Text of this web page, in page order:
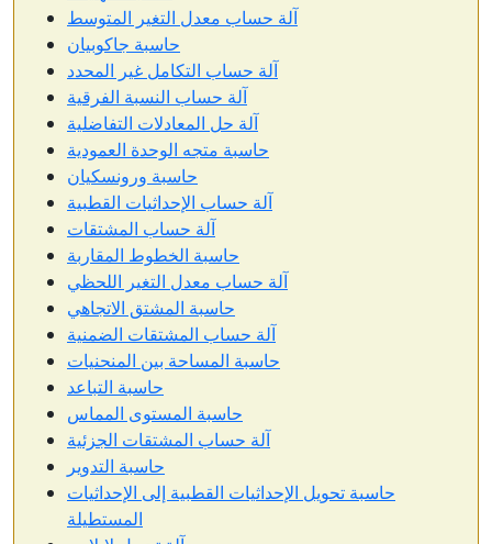
آلة حساب معدل التغير المتوسط
حاسبة جاكوبيان
آلة حساب التكامل غير المحدد
آلة حساب النسبة الفرقية
آلة حل المعادلات التفاضلية
حاسبة متجه الوحدة العمودية
حاسبة ورونسكيان
آلة حساب الإحداثيات القطبية
آلة حساب المشتقات
حاسبة الخطوط المقاربة
آلة حساب معدل التغير اللحظي
حاسبة المشتق الاتجاهي
آلة حساب المشتقات الضمنية
حاسبة المساحة بين المنحنيات
حاسبة التباعد
حاسبة المستوى المماس
آلة حساب المشتقات الجزئية
حاسبة التدوير
حاسبة تحويل الإحداثيات القطبية إلى الإحداثيات
المستطيلة